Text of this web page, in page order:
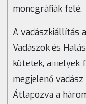
monográfiák felé.
A vadászkiállítás
Vadászok és
kötetek, amelyek
megjelenő
Átlapozva a